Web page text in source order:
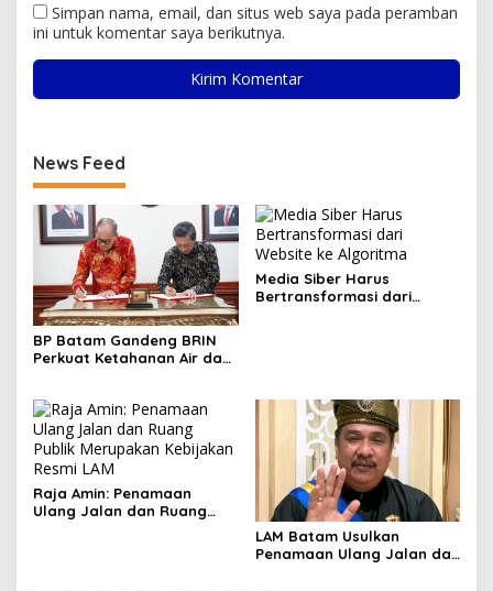
Simpan nama, email, dan situs web saya pada peramban
ini untuk komentar saya berikutnya.
News Feed
BP Batam Gandeng BRIN
Perkuat Ketahanan Air dan
Media Siber Harus
Bertransformasi dari
Raja Amin: Penamaan
Ulang Jalan dan Ruang
LAM Batam Usulkan
Penamaan Ulang Jalan dan